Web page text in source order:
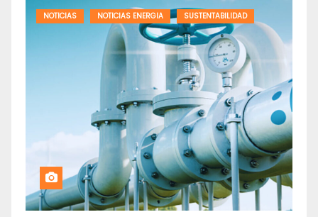
NOTICIAS NOTICIAS ENERGIA SUSTENTABILIDAD